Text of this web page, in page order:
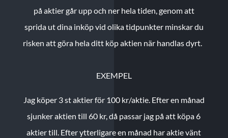
på aktier går upp och ner hela tiden, genom att
sprida ut dina inköp vid olika tidpunkter minskar du
risken att göra hela ditt köp aktien när handlas dyrt.
EXEMPEL
Jag köper 3 st aktier för 100 kr/aktie. Efter en månad
sjunker aktien till 60 kr, då passar jag på att köpa 6
aktier till. Efter ytterligare en månad har aktie vänt